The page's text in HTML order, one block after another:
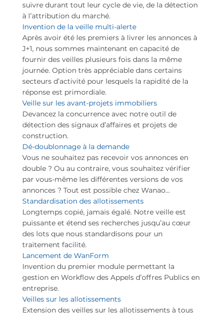
suivre durant tout leur cycle de vie, de la détection
à l’attribution du marché.
Invention de la veille multi-alerte
Après avoir été les premiers à livrer les annonces à
J+1, nous sommes maintenant en capacité de
fournir des veilles plusieurs fois dans la même
journée. Option très appréciable dans certains
secteurs d’activité pour lesquels la rapidité de la
réponse est primordiale.
Veille sur les avant-projets immobiliers
Devancez la concurrence avec notre outil de
détection des signaux d’affaires et projets de
construction.
Dé-doublonnage à la demande
Vous ne souhaitez pas recevoir vos annonces en
double ? Ou au contraire, vous souhaitez vérifier
par vous-même les différentes versions de vos
annonces ? Tout est possible chez Wanao…
Standardisation des allotissements
Longtemps copié, jamais égalé. Notre veille est
puissante et étend ses recherches jusqu’au cœur
des lots que nous standardisons pour un
traitement facilité.
Lancement de WanForm
Invention du premier module permettant la
gestion en Workflow des Appels d’offres Publics en
entreprise.
Veilles sur les allotissements
Extension des veilles sur les allotissements à tous